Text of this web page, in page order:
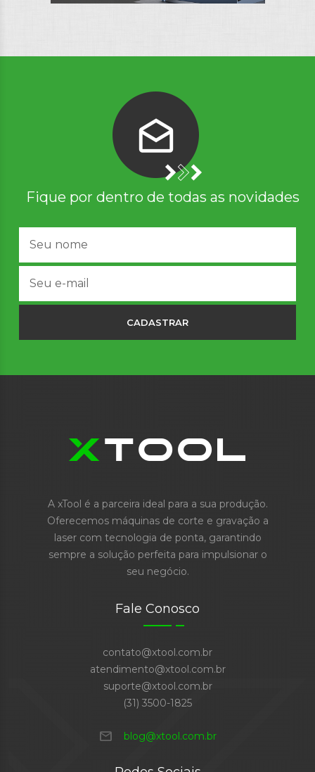
Fique por dentro de todas as novidades
CADASTRAR
A xTool é a parceira ideal para a sua produção.
Oferecemos máquinas de corte e gravação a
laser com tecnologia de ponta, garantindo
sempre a solução perfeita para impulsionar o
seu negócio.
Fale Conosco
contato@xtool.com.br
atendimento@xtool.com.br
suporte@xtool.com.br
(31) 3500-1825
mail blog@xtool.com.br